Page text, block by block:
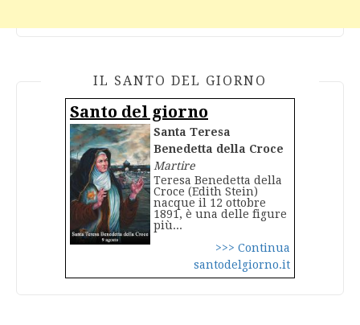
IL SANTO DEL GIORNO
Santo del giorno
Santa Teresa
Benedetta della Croce
Martire
Teresa Benedetta della
Croce (Edith Stein)
nacque il 12 ottobre
1891, è una delle figure
più...
>>> Continua
santodelgiorno.it